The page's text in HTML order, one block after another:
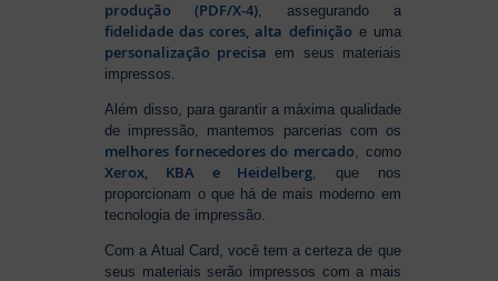
produção (PDF/X-4), assegurando a
fidelidade das cores, alta definição e uma
personalização precisa em seus materiais
impressos.
Além disso, para garantir a máxima qualidade
de impressão, mantemos parcerias com os
melhores fornecedores do mercado, como
Xerox, KBA e Heidelberg, que nos
proporcionam o que há de mais moderno em
tecnologia de impressão.
Com a Atual Card, você tem a certeza de que
seus materiais serão impressos com a mais